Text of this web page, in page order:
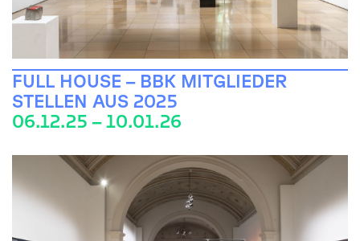
FULL HOUSE – BBK MITGLIEDER
STELLEN AUS 2025
06.12.25 – 10.01.26